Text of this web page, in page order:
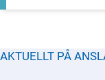
AKTUELLT PÅ